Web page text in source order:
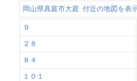
岡山県真庭市大庭 付近の地図を表
９
２８
８４
１０１